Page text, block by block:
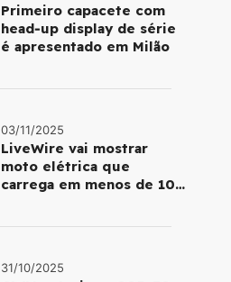
Primeiro capacete com
head‑up display de série
é apresentado em Milão
03/11/2025
LiveWire vai mostrar
moto elétrica que
carrega em menos de 10
31/10/2025